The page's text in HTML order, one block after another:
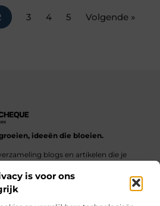
is voor ons
3 4 5 Volgende »
ideeën die bloeien.
blogs en artikelen die je
dagelijks leven.